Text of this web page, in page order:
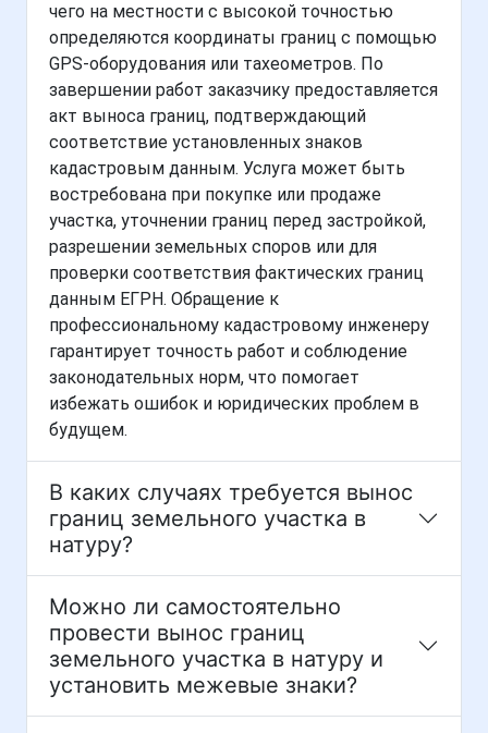
чего на местности с высокой точностью
определяются координаты границ с помощью
GPS-оборудования или тахеометров. По
завершении работ заказчику предоставляется
акт выноса границ, подтверждающий
соответствие установленных знаков
кадастровым данным. Услуга может быть
востребована при покупке или продаже
участка, уточнении границ перед застройкой,
разрешении земельных споров или для
проверки соответствия фактических границ
данным ЕГРН. Обращение к
профессиональному кадастровому инженеру
гарантирует точность работ и соблюдение
законодательных норм, что помогает
избежать ошибок и юридических проблем в
будущем.
В каких случаях требуется вынос
границ земельного участка в
натуру?
Можно ли самостоятельно
провести вынос границ
земельного участка в натуру и
установить межевые знаки?